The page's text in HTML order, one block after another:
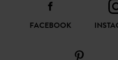
FACEBOOK